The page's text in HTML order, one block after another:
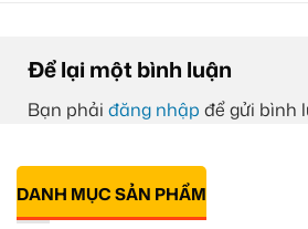
Để lại một bình luận
Bạn phải đăng nhập để gửi bình
DANH MỤC SẢN PHẨM